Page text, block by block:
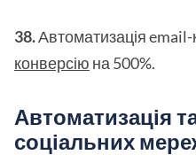
38.Автоматизація
конверсію на 500%.
Автоматизація
соціальних